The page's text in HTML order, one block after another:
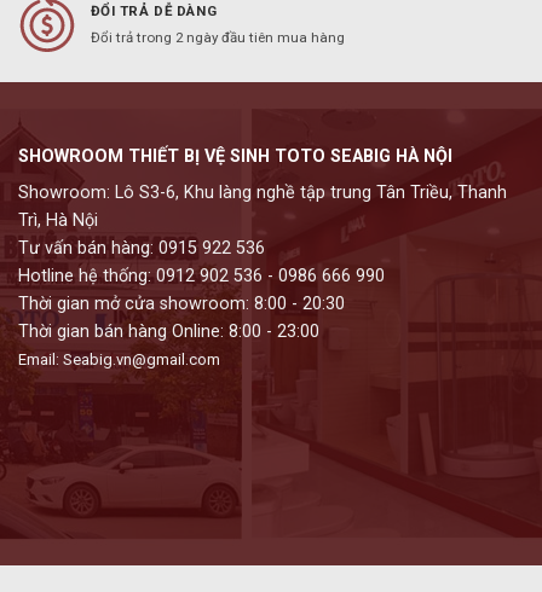
ĐỔI TRẢ DỄ DÀNG
Đổi trả trong 2 ngày đầu tiên mua hàng
SHOWROOM THIẾT BỊ VỆ SINH TOTO SEABIG HÀ NỘI
Showroom: Lô S3-6, Khu làng nghề tập trung Tân Triều, Thanh
Trì, Hà Nội
Tư vấn bán hàng: 0915 922 536
Hotline hệ thống: 0912 902 536 - 0986 666 990
Thời gian mở cửa showroom: 8:00 - 20:30
Thời gian bán hàng Online: 8:00 - 23:00
Email: Seabig.vn@gmail.com